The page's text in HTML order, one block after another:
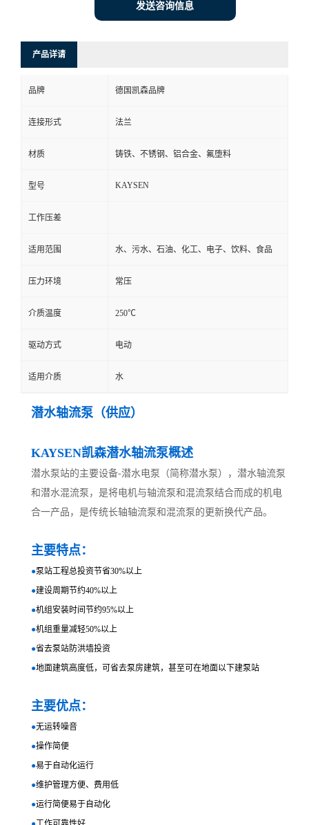
发送咨询信息
产品详请
品牌 德国凯森品牌
连接形式 法兰
材质 铸铁、不锈钢、铝合金、氟堕料
型号 KAYSEN
工作压差
适用范围 水、污水、石油、化工、电子、饮料、食品
压力环境 常压
介质温度 250℃
驱动方式 电动
适用介质 水
潜水轴流泵（供应）
KAYSEN凯森潜水轴流泵概述
潜水泵站的主要设备-潜水电泵（简称潜水泵），潜水轴流泵
和潜水混流泵，是将电机与轴流泵和混流泵结合而成的机电
合一产品，是传统长轴轴流泵和混流泵的更新换代产品。
主要特点：
●泵站工程总投资节省30%以上
●建设周期节约40%以上
●机组安装时间节约95%以上
●机组重量减轻50%以上
●省去泵站防洪墙投资
●地面建筑高度低，可省去泵房建筑，甚至可在地面以下建泵站
主要优点：
●无运转噪音
●操作简便
●易于自动化运行
●维护管理方便、费用低
●运行简便易于自动化